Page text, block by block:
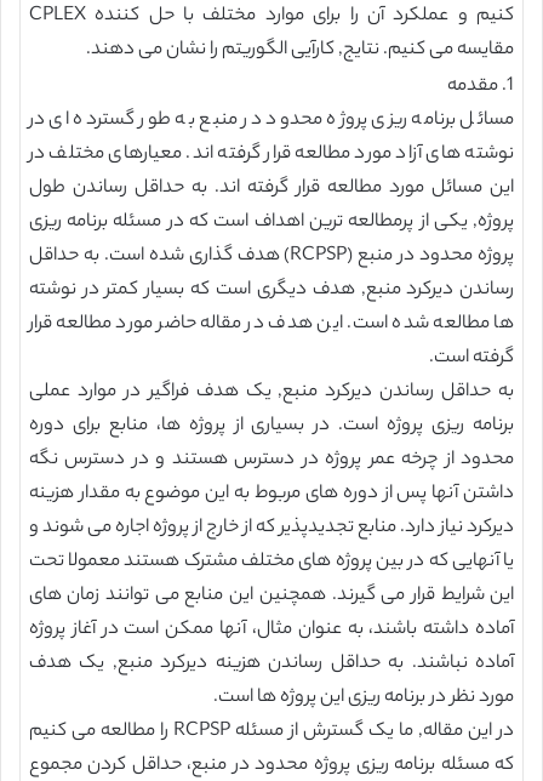
کنیم و عملکرد آن را برای موارد مختلف با حل کننده CPLEX
مقایسه می کنیم. نتایج, کارآیی الگوریتم را نشان می دهند.
1. مقدمه
مسائل برنامه ریزی پروژه محدود در منبع به طور گسترده ای در
نوشته های آزاد مورد مطالعه قرار گرفته اند. معیارهای مختلف در
این مسائل مورد مطالعه قرار گرفته اند. به حداقل رساندن طول
پروژه, یکی از پرمطالعه ترین اهداف است که در مسئله برنامه ریزی
پروژه محدود در منبع (RCPSP) هدف گذاری شده است. به حداقل
رساندن دیرکرد منبع, هدف دیگری است که بسیار کمتر در نوشته
ها مطالعه شده است. این هدف در مقاله حاضر مورد مطالعه قرار
گرفته است.
به حداقل رساندن دیرکرد منبع, یک هدف فراگیر در موارد عملی
برنامه ریزی پروژه است. در بسیاری از پروژه ها، منابع برای دوره
محدود از چرخه عمر پروژه در دسترس هستند و در دسترس نگه
داشتن آنها پس از دوره های مربوط به این موضوع به مقدار هزینه
دیرکرد نیاز دارد. منابع تجدیدپذیر که از خارج از پروژه اجاره می شوند و
یا آنهایی که در بین پروژه های مختلف مشترک هستند معمولا تحت
این شرایط قرار می گیرند. همچنین این منابع می توانند زمان های
آماده داشته باشند، به عنوان مثال، آنها ممکن است در آغاز پروژه
آماده نباشند. به حداقل رساندن هزینه دیرکرد منبع, یک هدف
مورد نظر در برنامه ریزی این پروژه ها است.
در این مقاله, ما یک گسترش از مسئله RCPSP را مطالعه می کنیم
که مسئله برنامه ریزی پروژه محدود در منبع، حداقل کردن مجموع